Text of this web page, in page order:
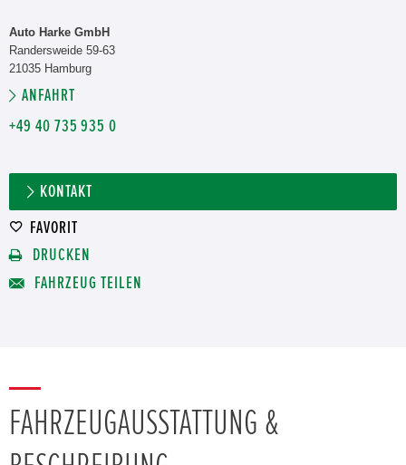
Auto Harke GmbH
Randersweide 59-63
21035 Hamburg
ANFAHRT
+49 40 735 935 0
KONTAKT
FAVORIT
DRUCKEN
FAHRZEUG TEILEN
FAHRZEUGAUSSTATTUNG &